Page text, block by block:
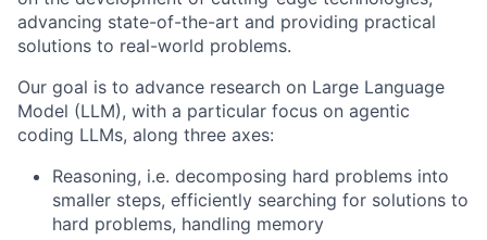
advancing state-of-the-art and providing practical
solutions to real-world problems.
Our goal is to advance research on Large Language
Model (LLM), with a particular focus on agentic
coding LLMs, along three axes:
Reasoning, i.e. decomposing hard problems into
smaller steps, efficiently searching for solutions to
hard problems, handling memory